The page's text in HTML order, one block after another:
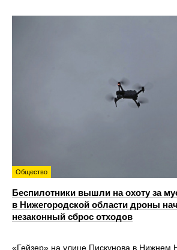
Общество
Беспилотники вышли на охоту за
в Нижегородской области дроны
незаконный сброс отходов
«Гейзер» на улице Пискунова в Нижнем